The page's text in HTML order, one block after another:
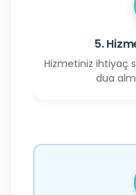
5.
Hizmetiniz ihtiyaç
dua